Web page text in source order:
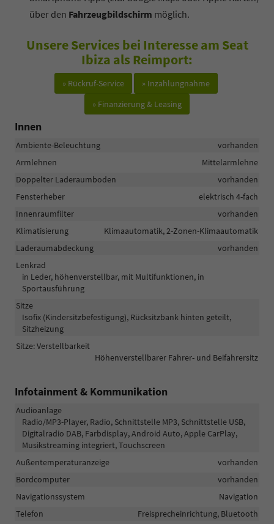
über den Fahrzeugbildschirm möglich.
Unsere Services bei Interesse am Seat
Ibiza als Reimport:
» Rückruf-Service
» Inzahlungnahme
» Finanzierung & Leasing
Innen
Ambiente-Beleuchtung
vorhanden
Armlehnen
Mittelarmlehne
Doppelter Laderaumboden
vorhanden
Fensterheber
elektrisch 4-fach
Innenraumfilter
vorhanden
Klimatisierung
Klimaautomatik, 2-Zonen-Klimaautomatik
Laderaumabdeckung
vorhanden
Lenkrad
in Leder, höhenverstellbar, mit Multifunktionen, in
Sportausführung
Sitze
Isofix (Kindersitzbefestigung), Rücksitzbank hinten geteilt,
Sitzheizung
Sitze: Verstellbarkeit
Höhenverstellbarer Fahrer- und Beifahrersitz
Infotainment & Kommunikation
Audioanlage
Radio/MP3-Player, Radio, Schnittstelle MP3, Schnittstelle USB,
Digitalradio DAB, Farbdisplay, Android Auto, Apple CarPlay,
Musikstreaming integriert, Touchscreen
Außentemperaturanzeige
vorhanden
Bordcomputer
vorhanden
Navigationssystem
Navigation
Telefon
Freisprecheinrichtung, Bluetooth